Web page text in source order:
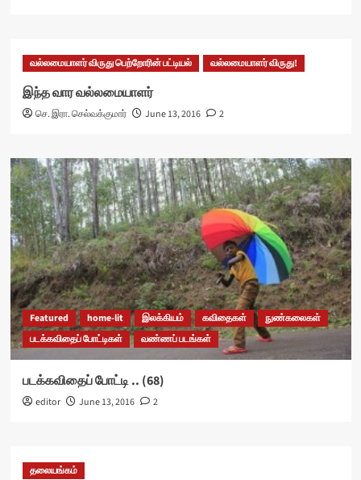
வல்லமையாளர் விருது பெற்றோரின் பட்டியல் வல்லமையாளர் விருது!
இந்த வார வல்லமையாளர்
செ. இரா. செல்வக்குமார் June 13, 2016 2
Featured home-lit இலக்கியம் கவிதைகள்
நுண்கலைகள்
படக்கவிதைப் போட்டிகள்
வண்ணப் படங்கள்
படக்கவிதைப் போட்டி .. (68)
editor June 13, 2016 2
தலையங்கம்